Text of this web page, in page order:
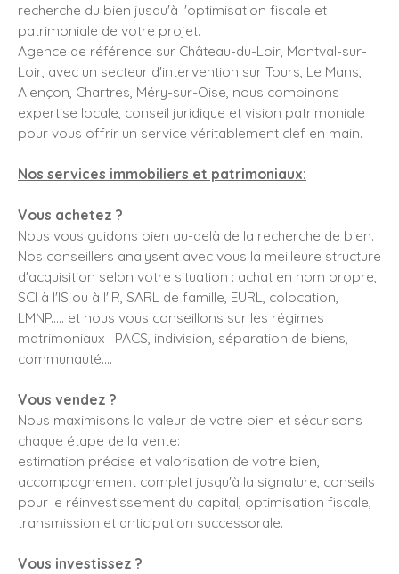
recherche du bien jusqu'à l'optimisation fiscale et
patrimoniale de votre projet.
Agence de référence sur Château-du-Loir, Montval-sur-
Loir, avec un secteur d'intervention sur Tours, Le Mans,
Alençon, Chartres, Méry-sur-Oise, nous combinons
expertise locale, conseil juridique et vision patrimoniale
pour vous offrir un service véritablement clef en main.
Nos services immobiliers et patrimoniaux:
Vous achetez ?
Nous vous guidons bien au-delà de la recherche de bien.
Nos conseillers analysent avec vous la meilleure structure
d'acquisition selon votre situation : achat en nom propre,
SCI à l'IS ou à l'IR, SARL de famille, EURL, colocation,
LMNP..... et nous vous conseillons sur les régimes
matrimoniaux : PACS, indivision, séparation de biens,
communauté....
Vous vendez ?
Nous maximisons la valeur de votre bien et sécurisons
chaque étape de la vente:
estimation précise et valorisation de votre bien,
accompagnement complet jusqu'à la signature, conseils
pour le réinvestissement du capital, optimisation fiscale,
transmission et anticipation successorale.
Vous investissez ?